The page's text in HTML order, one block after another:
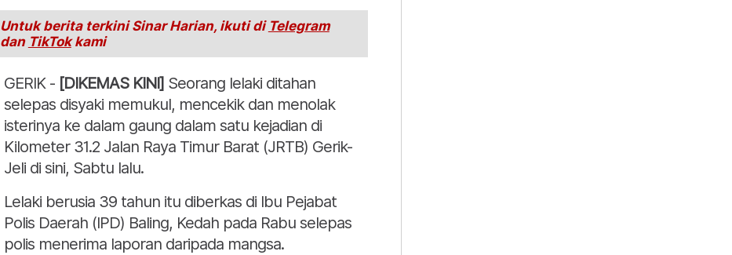
Untuk berita terkini Sinar Harian, ikuti di Telegram
dan TikTokkami
GERIK -[DIKEMAS KINI] Seorang lelaki ditahan
selepas disyaki memukul, mencekik dan menolak
isterinya ke dalam gaung dalam satu kejadian di
Kilometer 31.2 Jalan Raya Timur Barat (JRTB) Gerik-
Jeli di sini, Sabtu lalu.
Lelaki berusia 39 tahun itu diberkas di Ibu Pejabat
Polis Daerah (IPD) Baling, Kedah pada Rabu selepas
polis menerima laporan daripada mangsa.